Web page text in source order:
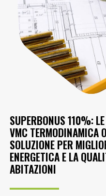
SUPERBONUS 110%:
VMC TERMODINAMICA
SOLUZIONE PER
ENERGETICA E LA
ABITAZIONI